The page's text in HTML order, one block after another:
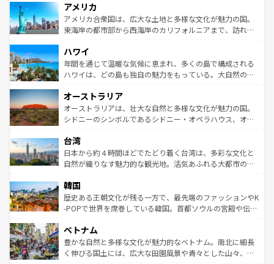
ンツ一覧を参照してほしい。
の建物がそのまま残る町や、スイスならではのユニークな
博物館もあり、アルプス観光だけでなく町歩きも満喫する
ことができる。国民の所得が高いため物価も高いが、旅行
ば市内交通費無料で観光を楽しむこともできる。 なお、新
着のスイス情報はコンテンツ一覧 を参照してほしい。
アメリカ
アメリカ合衆国は、広大な土地と多様な文化が魅力の国。
東海岸の都市部から西海岸のカリフォルニアまで、訪れる
のような巨大都市は、観光、ショッピング、エンターテイ
ンメントが詰まった刺激的なスポットだ。一方、アメリカ
西部には大自然が広がり、グランドキャニオンやイエロー
部のニューオーリンズでは、音楽と美食が融合した独特の
文化が魅力。旅行者はアメリカの各地域で異なる魅力を楽
しみながら、その多様性と豊かな歴史を感じることができ
ならではの贅沢な旅のスタイルだ。 なお、新着のアメリカ
情報はコンテンツ一覧を参照してほしい。
ハワイ
年間を通じて温暖な気候に恵まれ、多くの島で構成される
ハワイは、どの島も独自の魅力をもっている。大自然の神
ワイ島は見逃せない。また、定番の観光地といえばオアフ
島だが、静かな自然を求めるならマウイ島やカウアイ島が
おすすめ。エメラルドグリーンに輝く海をはじめ、豊かな
れるおもてなしの心で訪れる人々を迎えてくれるハワイの
人々、おいしいローカルフードやハワイアンミュージッ
ク、伝統的なフラダンスなど、すべてがハワイの魅力を彩
ワイを、存分に味わってほしい。 なお、新着のハワイ情報
はコンテンツ一覧を参照してほしい。
オーストラリア
オーストラリアは、壮大な自然と多様な文化が魅力の国。
シドニーのシンボルであるシドニー・オペラハウス、オー
リアリーフや大陸中央部にそびえるウルル（エアーズロッ
ク）、タスマニアの美しい原生林やケアンズの熱帯雨林な
ど、見どころがたくさん。また、カフェやワイン、オージ
いる。アクティビティも充実しており、サーフィンやダイ
ビング、ハイキングなど、アウトドア好きにはたまらな
い。オーストラリアの多彩な魅力を存分に味わいつくそ
参照してほしい。
台湾
日本から約４時間ほどでたどり着く台湾は、多彩な文化と
自然が織りなす魅力的な観光地。活気あふれる大都市の台
ン）、静ひつな山岳地帯である台湾東部など、都市の喧騒
と山間の静けさが共存しており、訪れる人に新しい発見と
驚きをもたらしてくれる。また、奥深い台湾の食文化も魅
容にもいいと評判のスイーツなど、バラエティ豊かな料理
が味わえる。 なお、新着の台湾情報は コンテンツ一覧を参
照してほしい。
韓国
歴史ある王朝文化が残る一方で、最先端のファッションやK
-POPで世界を席巻している韓国。首都ソウルの宮殿や伝統
き、地方に足を延ばせば四季折々の自然美を楽しむことが
できる。そして、キムチや焼肉、絶品のストリートフード
まで、さまざまな韓国料理が待っている。夜には、韓国な
ベトナム
豊かな自然と多様な文化が魅力的なベトナム。南北に細長
く伸びる国土には、広大な田園風景や青々とした山々、世